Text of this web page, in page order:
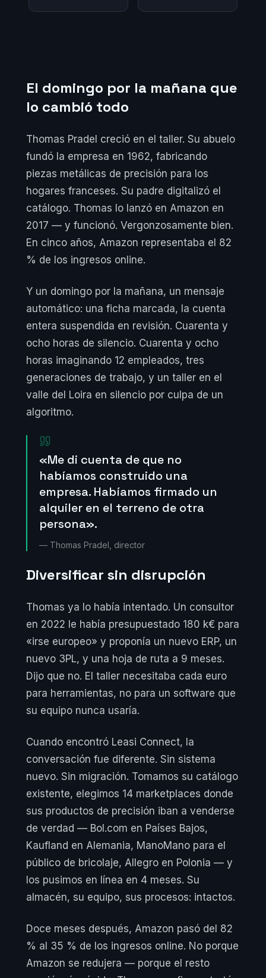
El domingo por la mañana que
lo cambió todo
Thomas Pradel creció en el taller. Su abuelo
fundó la empresa en 1962, fabricando
piezas metálicas de precisión para los
hogares franceses. Su padre digitalizó el
catálogo. Thomas lo lanzó en Amazon en
2017 — y funcionó. Vergonzosamente bien.
En cinco años, Amazon representaba el 82
% de los ingresos online.
Y un domingo por la mañana, un mensaje
automático: una ficha marcada, la cuenta
entera suspendida en revisión. Cuarenta y
ocho horas de silencio. Cuarenta y ocho
horas imaginando 12 empleados, tres
generaciones de trabajo, y un taller en el
valle del Loira en silencio por culpa de un
algoritmo.
«Me di cuenta de que no
habíamos construido una
empresa. Habíamos firmado un
alquiler en el terreno de otra
persona».
— Thomas Pradel, director
Diversificar sin disrupción
Thomas ya lo había intentado. Un consultor
en 2022 le había presupuestado 180 k€ para
«irse europeo» y proponía un nuevo ERP, un
nuevo 3PL, y una hoja de ruta a 9 meses.
Dijo que no. El taller necesitaba cada euro
para herramientas, no para un software que
su equipo nunca usaría.
Cuando encontró Leasi Connect, la
conversación fue diferente. Sin sistema
nuevo. Sin migración. Tomamos su catálogo
existente, elegimos 14 marketplaces donde
sus productos de precisión iban a venderse
de verdad — Bol.com en Países Bajos,
Kaufland en Alemania, ManoMano para el
público de bricolaje, Allegro en Polonia — y
los pusimos en línea en 4 meses. Su
almacén, su equipo, sus procesos: intactos.
Doce meses después, Amazon pasó del 82
% al 35 % de los ingresos online. No porque
Amazon se redujera — porque el resto